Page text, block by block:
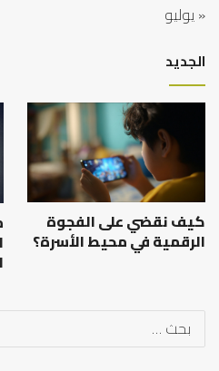
« يوليو
الجديد
كيف نقضي على الفجوة
الرقمية في محيط الأسرة؟